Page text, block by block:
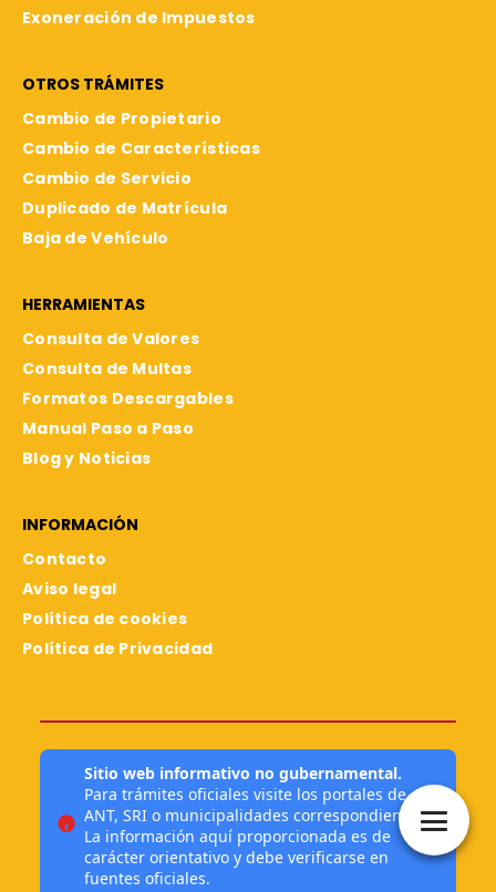
Exoneración de Impuestos
OTROS TRÁMITES
Cambio de Propietario
Cambio de Características
Cambio de Servicio
Duplicado de Matrícula
Baja de Vehículo
HERRAMIENTAS
Consulta de Valores
Consulta de Multas
Formatos Descargables
Manual Paso a Paso
Blog y Noticias
INFORMACIÓN
Contacto
Aviso legal
Política de cookies
Política de Privacidad
Sitio web informativo no gubernamental.
Para trámites oficiales visite los portales de
ANT, SRI o municipalidades correspondientes.
La información aquí proporcionada es de
carácter orientativo y debe verificarse en
fuentes oficiales.